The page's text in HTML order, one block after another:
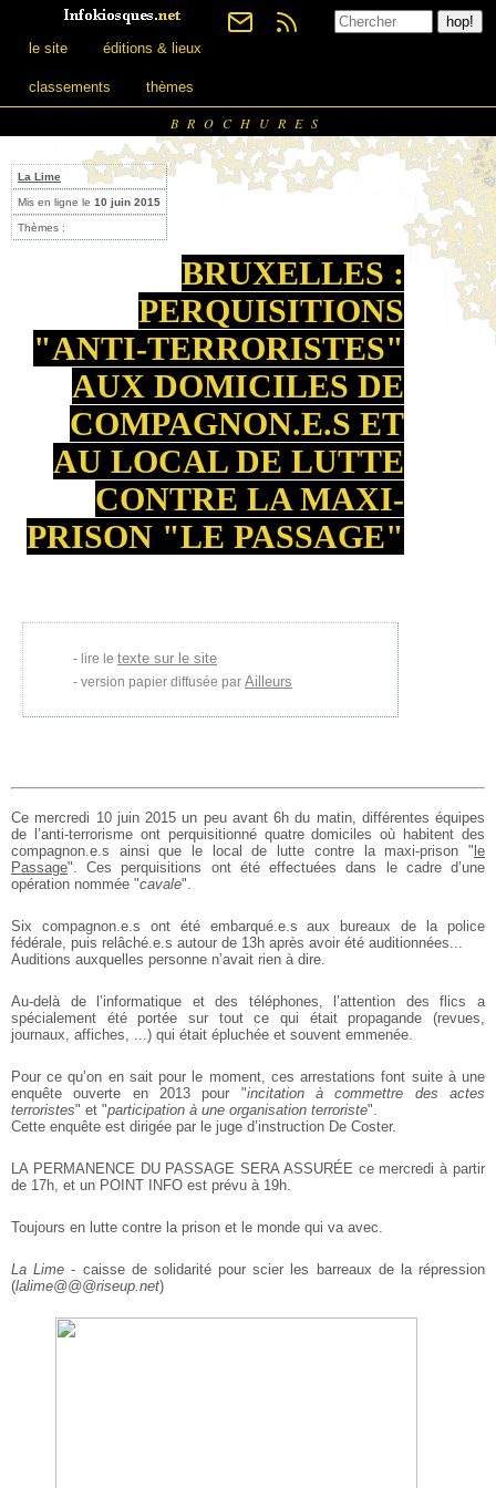
le site éditions & lieux
classements thèmes
BROCHURES
La Lime
Mis en ligne le 10 juin 2015
Thèmes :
BRUXELLES :
PERQUISITIONS
"ANTI-TERRORISTES"
AUX DOMICILES DE
COMPAGNON.E.S ET
AU LOCAL DE LUTTE
CONTRE LA MAXI-
PRISON "LE PASSAGE"
lire le texte sur le site
version papier diffusée par Ailleurs
Ce mercredi 10 juin 2015 un peu avant 6h du matin, différentes équipes
de l’anti-terrorisme ont perquisitionné quatre domiciles où habitent des
compagnon.e.s ainsi que le local de lutte contre la maxi-prison " le
Passage". Cesperquisitions ont été effectuées dans le cadre d’une
opération nommée "cavale".
Six compagnon.e.s ont été embarqué.e.s aux bureaux de la police
fédérale, puis relâché.e.s autour de 13h après avoir été auditionnées...
Auditions auxquelles personne n’avait rien à dire.
Au-delà de l’informatique et des téléphones, l’attention des flics a
spécialement été portée sur tout ce qui était propagande (revues,
journaux, affiches, ...) qui était épluchée et souvent emmenée.
Pour ce qu’on en sait pour le moment, ces arrestations font suite à une
enquêteouverte en 2013 pour "incitation à commettre des actes
terroristes" et "participation à une organisation terroriste".
Cette enquête est dirigée par le juge d’instruction De Coster.
LA PERMANENCE DU PASSAGE SERA ASSURÉE ce mercredi à partir
de 17h, et un POINT
INFO est prévu à 19h.
Toujours en lutte contre la prison et le monde qui va avec.
La Lime - caisse de solidarité pour scier les barreaux de la répression
(lalime@@@riseup.net)